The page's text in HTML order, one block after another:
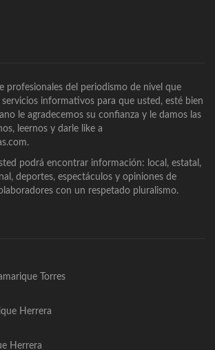
profesionales del periodismo de nivel que
informativos para que usted, esté bien
le agradecemos su confianza y le damos las
leernos y darle like a
podrá encontrar información: local, estatal,
deportes, espectáculos y opiniones de
con un respetado pluralismo.
Torres
Herrera
Herrera